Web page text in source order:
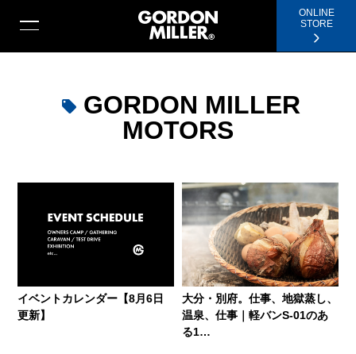
ONLINE
STORE
GORDON MILLER
MOTORS
イベントカレンダー【8月6日
更新】
大分・別府。仕事、地獄蒸し、
温泉、仕事｜軽バンS-01のあ
る1…